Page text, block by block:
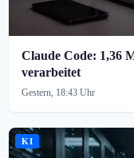
Claude Code: 1,36
verarbeitet
Gestern, 18:43 Uhr
KI